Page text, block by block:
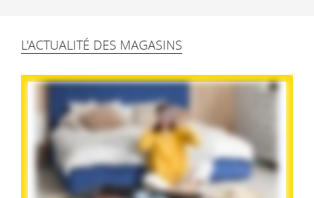
L'ACTUALITÉ DES MAGASINS